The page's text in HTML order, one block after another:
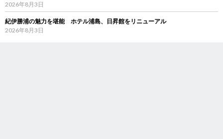
2026年8月3日
紀伊勝浦の魅力を堪能 ホテル浦島、日昇館をリニューアル
2026年8月3日